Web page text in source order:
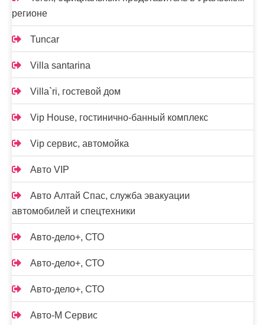
регионе
Tuncar
Villa santarina
Villa`ri, гостевой дом
Vip House, гостинично-банный комплекс
Vip сервис, автомойка
Авто VIP
Авто Алтай Спас, служба эвакуации
автомобилей и спецтехники
Авто-дело+, СТО
Авто-дело+, СТО
Авто-дело+, СТО
Авто-М Сервис